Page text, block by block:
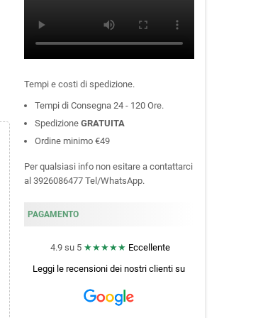
Tempi e costi di spedizione.
Tempi di Consegna 24 - 120 Ore.
Spedizione GRATUITA
Ordine minimo €49
Per qualsiasi info non esitare a contattarci
al 3926086477 Tel/WhatsApp.
PAGAMENTO
4.9 su 5 ★★★★★ Eccellente
Leggi le recensioni dei nostri clientisu